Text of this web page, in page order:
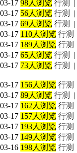
03-17 98人浏览 行测
03-17 56人浏览 行测 |
03-17 69人浏览 行测 |
03-17 110人浏览 行测
03-17 189人浏览 行测
03-17 65人浏览 行测 |
03-17 73人浏览 行测 |
03-17 156人浏览 行测
03-17 89人浏览 行测 |
03-17 162人浏览 行测
03-17 157人浏览 行测
03-17 193人浏览 行测
03-17 149人浏览 行测
03-16 198人浏览 行测